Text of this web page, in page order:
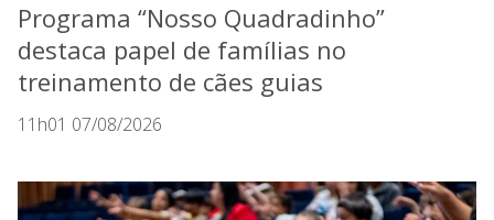
Programa “Nosso Quadradinho”
destaca papel de famílias no
treinamento de cães guias
11h01 07/08/2026